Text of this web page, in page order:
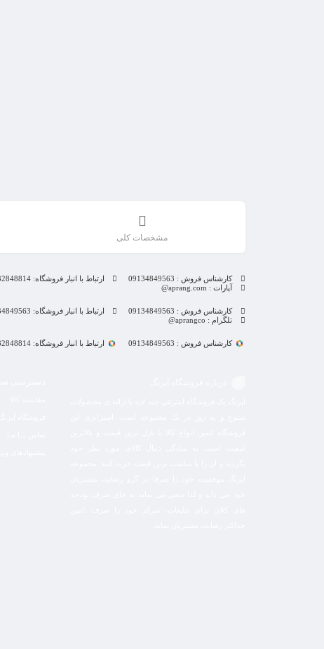
مشخصات کلی
کارشناس فروش : 09134849563 ارتباط با انبار فروشگاه: 09132848814
آپارات : aprang.com@
کارشناس فروش : 09134849563 ارتباط با انبار فروشگاه: 09134849563
تلگرام : aprangco@
کارشناس فروش : 09134849563 ارتباط با انبار فروشگاه: 09132848814